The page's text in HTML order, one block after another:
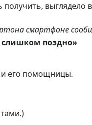
выглядело
смартфоне
слишком поздно»
и его помощницы.